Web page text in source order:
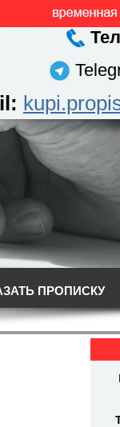
ПРОПИСКУ